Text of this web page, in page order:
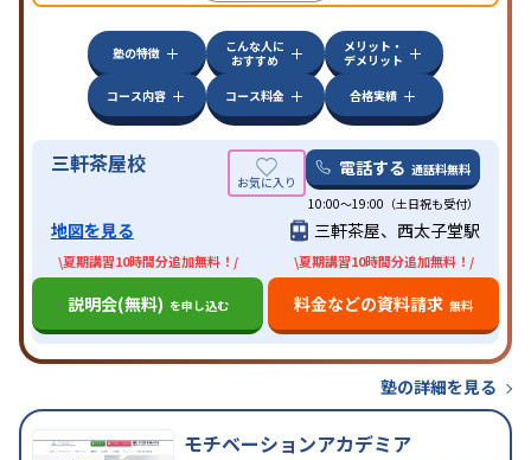
塾の特徴
こんな人に
おすすめ
メリット・
デメリット
コース内容
コース料金 合格実績
三軒茶屋校 電話する 通話料無料
10:00～19:00（土日祝も受付）
地図を見る 三軒茶屋、西太子堂駅
\夏期講習10時間分追加無料！/
説明会(無料) を申し込む
\夏期講習10時間分追加無料！/
料金などの資料請求 無料
塾の詳細を見る
モチベーションアカデミア